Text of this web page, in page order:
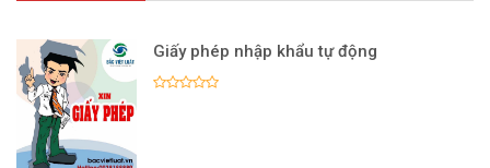
Giấy phép nhập khẩu tự động